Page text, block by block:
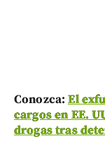
Conozca:El
cargos en EE.
drogas tras